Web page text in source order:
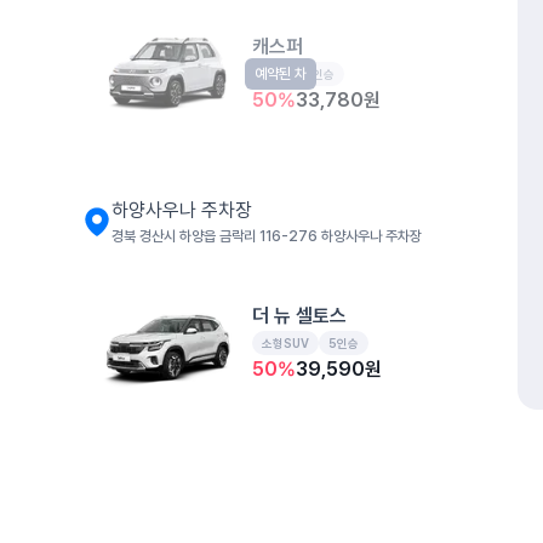
캐스퍼
경형 4인승
50%33,780원
예약된 차
하양사우나 주차장
경북 경산시 하양읍 금락리 116-276 하양사우나 주차장
더 뉴 셀토스
소형SUV 5인승
50%39,590원